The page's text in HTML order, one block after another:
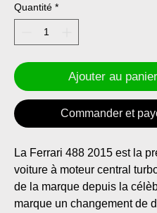
Quantité *
Ajouter au panier
Commander et
La Ferrari 488 2015 est la
voiture à moteur central
de la marque depuis la
marque un changement de